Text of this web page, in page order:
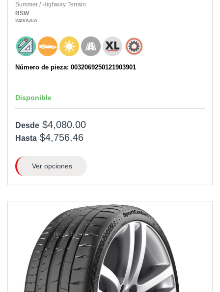
Summer / Highway Terrain
BSW
240/AA/A
Número de pieza: 0032069250121903901
Disponible
Desde $4,080.00
Hasta $4,756.46
Ver opciones